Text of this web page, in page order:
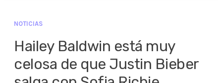
NOTICIAS
Hailey Baldwin está muy
celosa de que Justin Bieber